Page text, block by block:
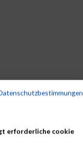
erforderliche cookie